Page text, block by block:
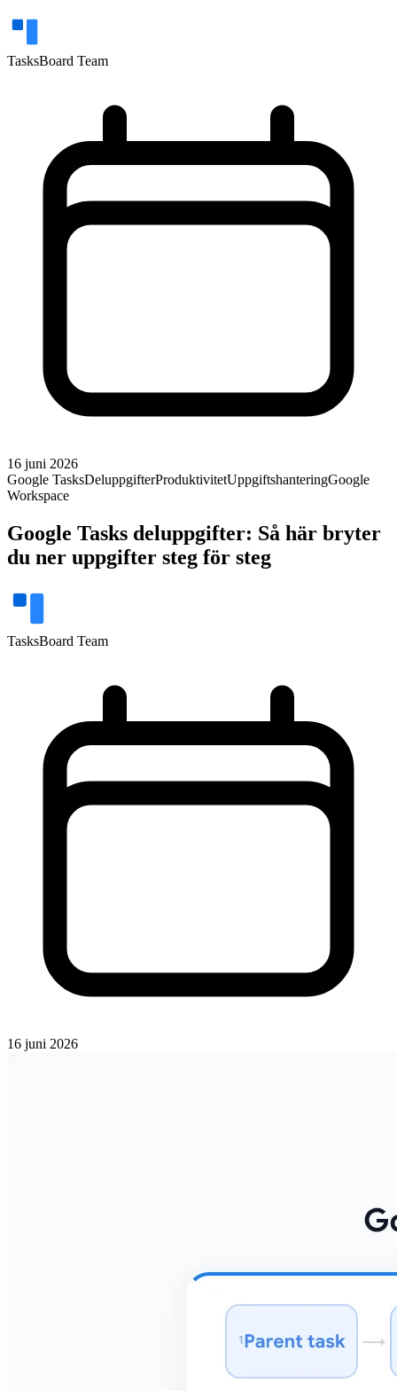
TasksBoard Team
16 juni 2026
Google TasksDeluppgifterProduktivitetUppgiftshanteringGoogle
Workspace
Google Tasks deluppgifter: Så här bryter
du ner uppgifter steg för steg
TasksBoard Team
16 juni 2026